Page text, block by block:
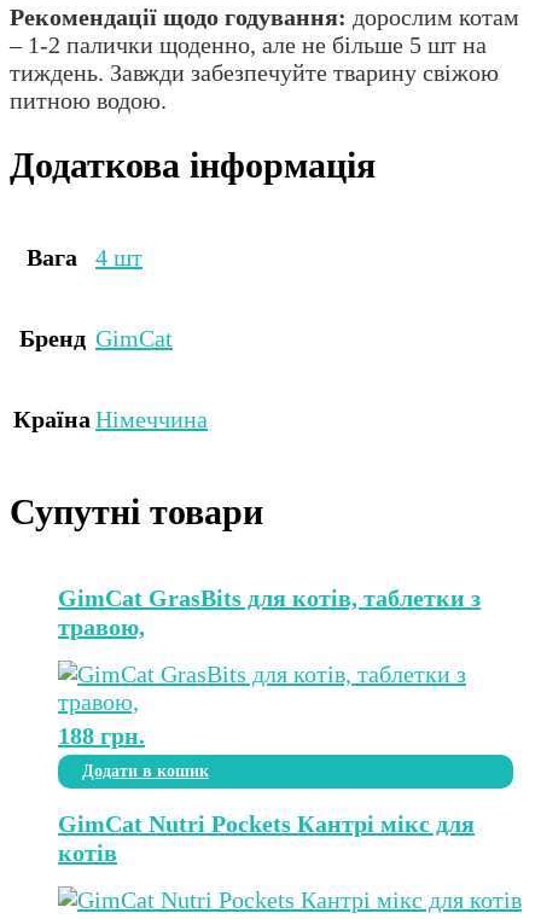
Рекомендації щодо годування: дорослим котам
– 1-2 палички щоденно, але не більше 5 шт на
тиждень. Завжди забезпечуйте тварину свіжою
питною водою.
Додаткова інформація
Вага 4 шт
Бренд GimCat
Країна Німеччина
Супутні товари
GimCat GrasBits для котів, таблетки з
травою,
188 грн.
Додати в кошик
GimCat Nutri Pockets Кантрі мікс для
котів